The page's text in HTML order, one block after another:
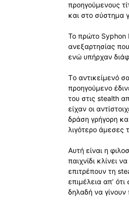
προηγούμενους
και στο σύστημα
Το πρώτο Syphon
ανεξαρτησίας
ενώ υπήρχαν
Tο αντικείμενό
προηγούμενο
του στις stealth
είχαν οι
δράση γρήγορη
λιγότερο άμεσες
Αυτή είναι η
παιχνίδι κλίνει
επιτρέπουν τη
επιμέλεια απ’
δηλαδή να